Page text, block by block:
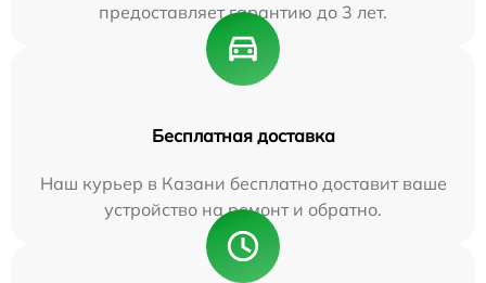
предоставляет гарантию до 3 лет.
Бесплатная доставка
Наш курьер в Казани бесплатно доставит ваше
устройство на ремонт и обратно.